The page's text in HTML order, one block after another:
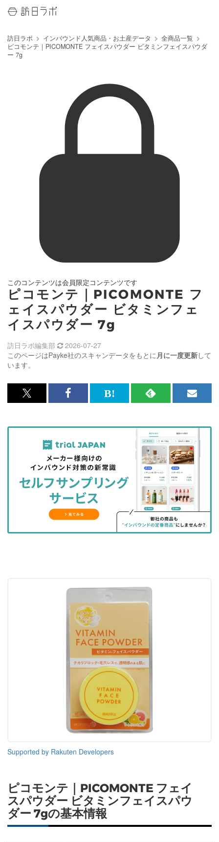
訪日ラボ インバウンド人気商品・お土産データ
全商品一覧
ピコモンテ｜PICOMONTE フェイスパウダー ビタミンフェイスパウダ
ー 7g
このコンテンツは会員限定コンテンツです
ピコモンテ｜PICOMONTE フ
ェイスパウダー ビタミンフェ
イスパウダー 7g
このページはPayke社のスキャンデータをもとに月に一度更新して
います。
訪日ラボ編集部 2026-07-27
x<br>
記
を
シ
ェ
る
Facebook<br>
記
事
を
シ
ェ
ア
す
る
は
な
ッ
ク
マ
に
RSS
記
事
を
購
読
す
る
メ
マ
ガ
登
録
す
る
Supported by Rakuten Developers
ピコモンテ｜PICOMONTE フェイ
スパウダー ビタミンフェイスパウ
ダー 7gの基本情報